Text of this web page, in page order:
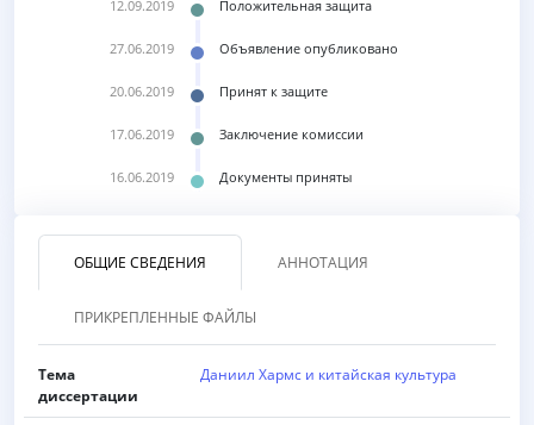
12.09.2019 Положительная защита
27.06.2019 Объявление опубликовано
20.06.2019 Принят к защите
17.06.2019 Заключение комиссии
16.06.2019 Документы приняты
ОБЩИЕ СВЕДЕНИЯ АННОТАЦИЯ
ПРИКРЕПЛЕННЫЕ ФАЙЛЫ
Тема
диссертации
Даниил Хармс и китайская культура